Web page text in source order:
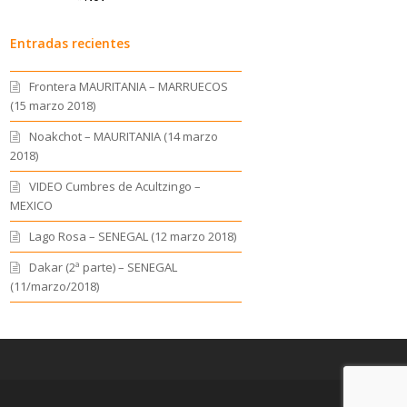
Entradas recientes
Frontera MAURITANIA – MARRUECOS
(15 marzo 2018)
Noakchot – MAURITANIA (14 marzo
2018)
VIDEO Cumbres de Acultzingo –
MEXICO
Lago Rosa – SENEGAL (12 marzo 2018)
Dakar (2ª parte) – SENEGAL
(11/marzo/2018)